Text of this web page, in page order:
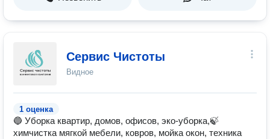
Сервис Чистоты
Видное
1 оценка
🔵 Уборка квартир, домов, офисов, эко-уборка,🍃
химчистка мягкой мебели, ковров, мойка окон, техника